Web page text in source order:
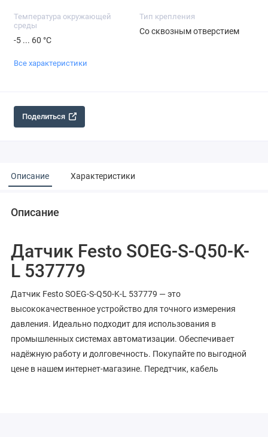
Температура окружающей
среды
-5 ... 60 °C
Тип крепления
Со сквозным отверстием
Все характеристики
Поделиться
Описание Характеристики
Описание
Датчик Festo SOEG-S-Q50-K-
L 537779
Датчик Festo SOEG-S-Q50-K-L 537779 — это
высококачественное устройство для точного измерения
давления. Идеально подходит для использования в
промышленных системах автоматизации. Обеспечивает
надёжную работу и долговечность. Покупайте по выгодной
цене в нашем интернет-магазине. Передтчик, кабель